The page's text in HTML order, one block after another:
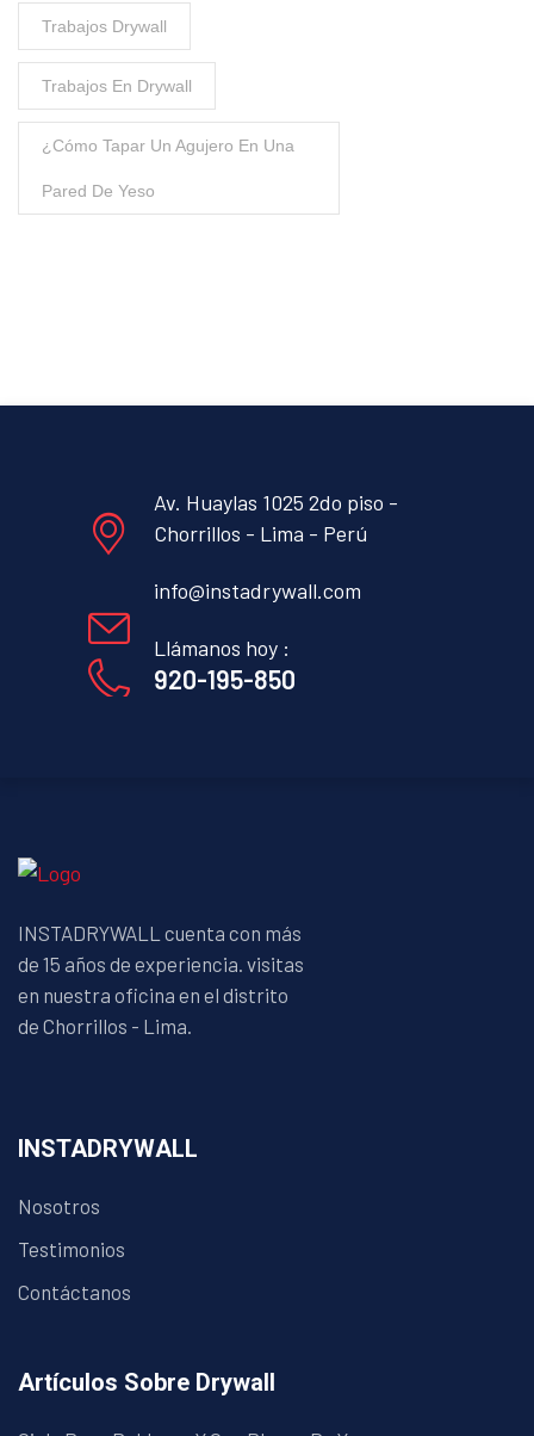
Trabajos Drywall
Trabajos En Drywall
¿Cómo Tapar Un Agujero En Una
Pared De Yeso
Av. Huaylas 1025 2do piso -
Chorrillos - Lima - Perú
info@instadrywall.com
Llámanos hoy :
920-195-850
INSTADRYWALL cuenta con más
de 15 años de experiencia. visitas
en nuestra oficina en el distrito
de Chorrillos - Lima.
INSTADRYWALL
Nosotros
Testimonios
Contáctanos
Artículos Sobre Drywall